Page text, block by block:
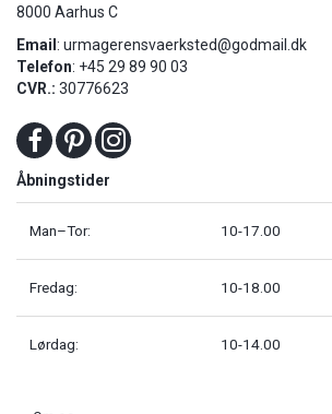
8000 Aarhus C
Email : urmagerensvaerksted@godmail.dk
Telefon: +45 29 89 90 03
CVR.: 30776623
Åbningstider
Man–Tor: 10-17.00
Fredag: 10-18.00
Lørdag: 10-14.00